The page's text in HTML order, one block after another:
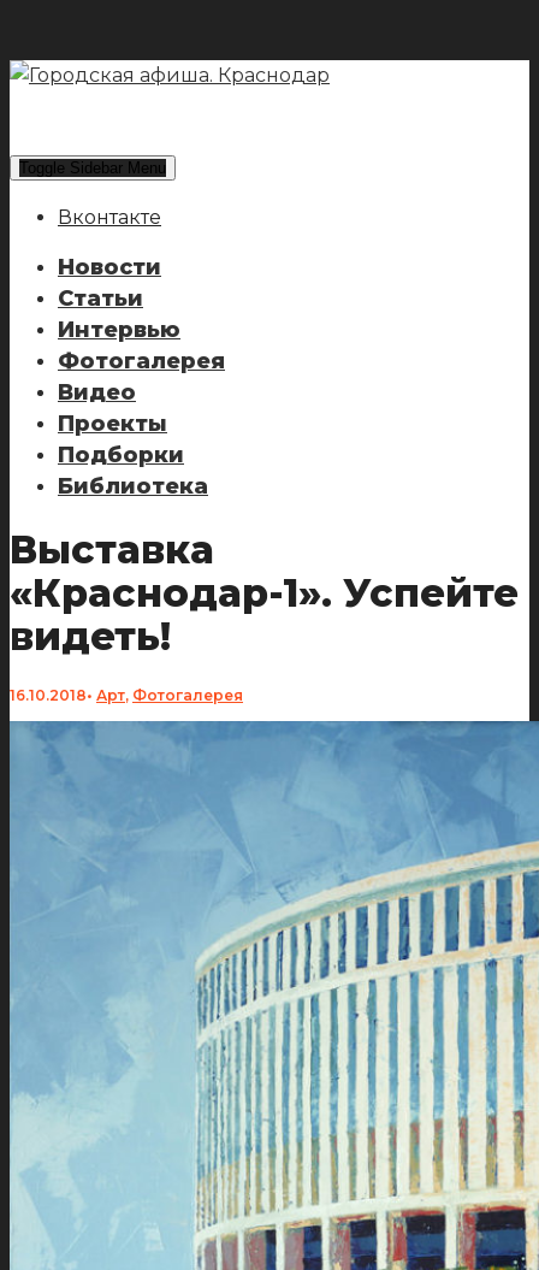
Toggle Sidebar Menu
Вконтакте
Новости
Статьи
Интервью
Фотогалерея
Видео
Проекты
Подборки
Библиотека
Выставка
«Краснодар-1». Успейте
видеть!
16.10.2018• Арт, Фотогалерея